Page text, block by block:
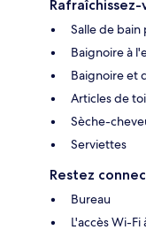
Rafraîchissez-
Salle de bain
Baignoire à
Baignoire et
Articles de
Sèche-
Serviettes
Restez
Bureau
L'accès Wi-